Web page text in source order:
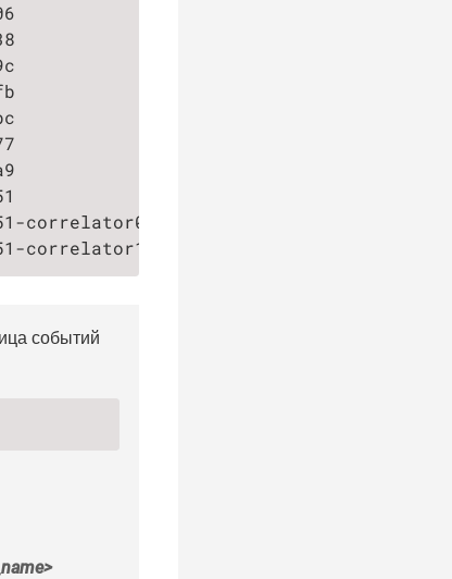
Bound     pvc-
Bound     pvc-
Bound     pvc-
Bound     pvc-0e7d779d-
Bound     pvc-
Bound     pvc-64484986-
Bound     pvc-5901accc-
Bound     pvc-
correlator0
correlator1
событий